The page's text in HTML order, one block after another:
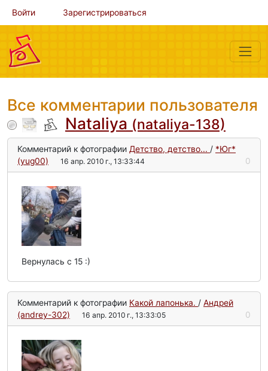
Войти Зарегистрироваться
Все комментарии пользователя
Nataliya (nataliya-138)
Комментарий к фотографии Детство, детство... / *Юг*
(yug00)
16 апр. 2010 г., 13:33:44 0
Вернулась с 15 :)
Комментарий к фотографии Какой лапонька. / Андрей
(andrey-302)
16 апр. 2010 г., 13:33:05 0